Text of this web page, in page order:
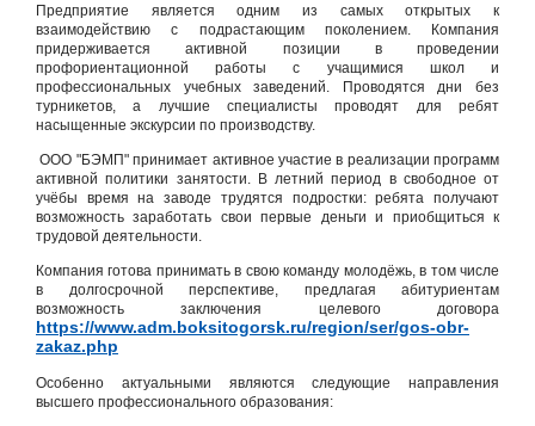
Предприятие является одним из самых открытых к
взаимодействию с подрастающим поколением. Компания
придерживается активной позиции в проведении
профориентационной работы с учащимися школ и
профессиональных учебных заведений. Проводятся дни без
турникетов, а лучшие специалисты проводят для ребят
насыщенные экскурсии по производству.
ООО "БЭМП" принимает активное участие в реализации программ
активной политики занятости. В летний период в свободное от
учёбы время на заводе трудятся подростки: ребята получают
возможность заработать свои первые деньги и приобщиться к
трудовой деятельности.
Компания готова принимать в свою команду молодёжь, в том числе
в долгосрочной перспективе, предлагая абитуриентам
возможность заключения целевого договора
https://www.adm.boksitogorsk.ru/region/ser/gos-obr-
zakaz.php
Особенно актуальными являются следующие направления
высшего профессионального образования: